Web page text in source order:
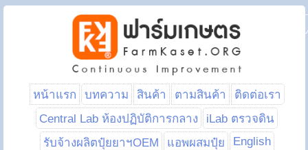
หน้าแรก บทความ สินค้า ตามสินค้า
ติดต่อเรา
Central Lab ห้องปฏิบัติการกลาง
iLab ตรวจดิน
รับจ้างผลิตปุ๋ยยาฯOEM
แอพผสมปุ๋ย English